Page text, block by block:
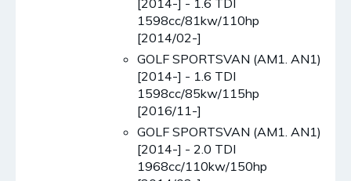
1598cc/81kw/110hp
[2014/02-]
GOLF SPORTSVAN (AM1. AN1)
[2014-] - 1.6 TDI
1598cc/85kw/115hp
[2016/11-]
GOLF SPORTSVAN (AM1. AN1)
[2014-] - 2.0 TDI
1968cc/110kw/150hp